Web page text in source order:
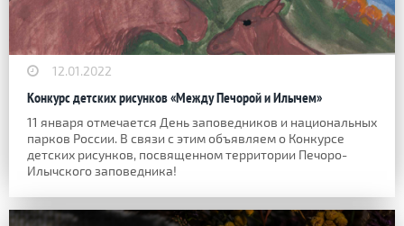
12.01.2022
Конкурс детских рисунков «Между Печорой и Илычем»
11 января отмечается День заповедников и национальных
парков России. В связи с этим объявляем о Конкурсе
детских рисунков, посвященном территории Печоро-
Илычского заповедника!